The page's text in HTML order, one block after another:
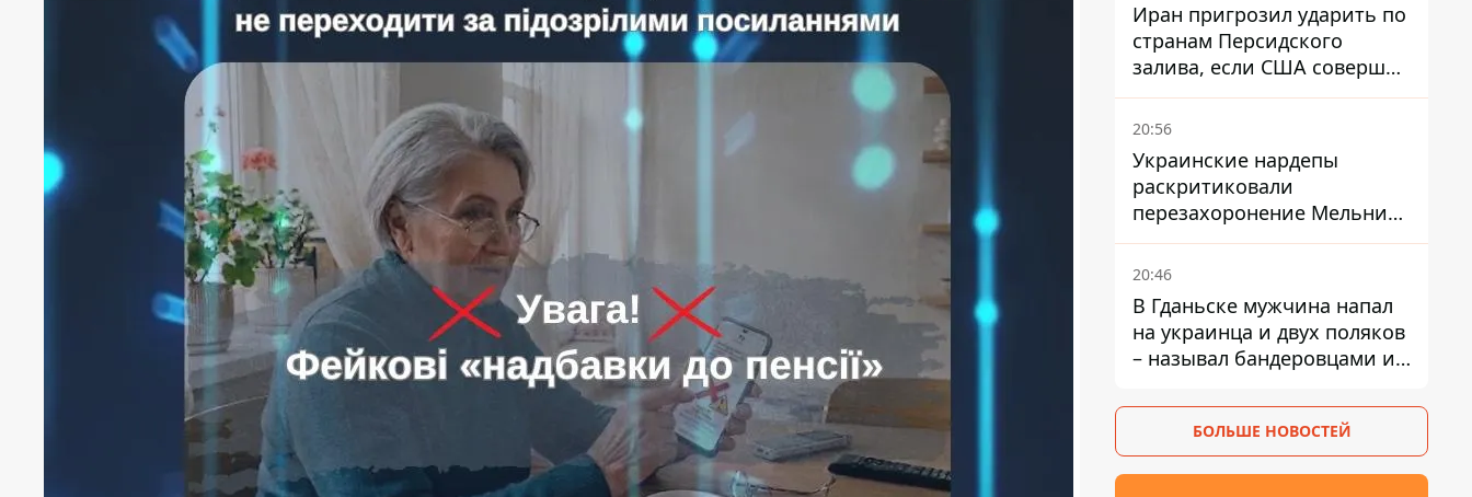
Иран пригрозил ударить по
странам Персидского
залива, если США совершат
хотя бы одну атаку - Reuters
20:56
Украинские нардепы
раскритиковали
перезахоронение Мельника
из-за риска
дипломатической изоляции
20:46
В Гданьске мужчина напал
на украинца и двух поляков
– называл бандеровцами и
БОЛЬШЕ НОВОСТЕЙ